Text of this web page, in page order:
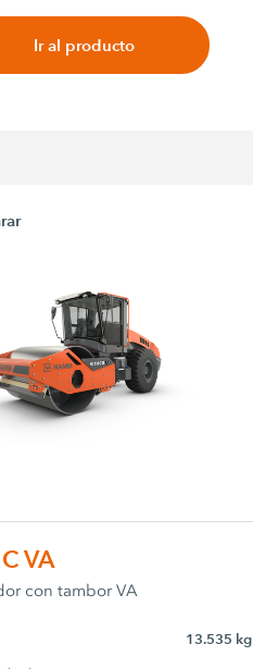
Ir al producto
VA
con tambor VA
13.535 kg